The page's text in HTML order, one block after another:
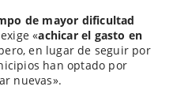
de mayor dificultad
«achicar el gasto en
en lugar de seguir por
han optado por
nuevas».